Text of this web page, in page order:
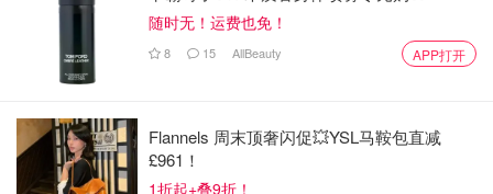
随时无！运费也免！
8 15 AllBeauty APP打开
Flannels 周末顶奢闪促💥YSL马鞍包直减
£961！
1折起+叠9折！